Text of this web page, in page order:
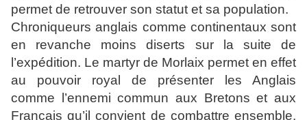
permet de retrouver son statut et sa population.
Chroniqueurs anglais comme continentaux sont
en revanche moins diserts sur la suite de
l’expédition. Le martyr de Morlaix permet en effet
au pouvoir royal de présenter les Anglais
comme l’ennemi commun aux Bretons et aux
Français qu’il convient de combattre ensemble.